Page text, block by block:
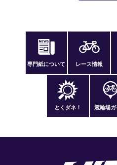
専門紙について レース情報
とくダネ！ 競輪場ガ